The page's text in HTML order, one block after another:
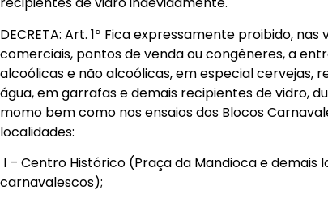
DECRETA: Art. 1ª Fica expressamente proibido,
comerciais, pontos de venda ou congêneres, a
alcoólicas e não alcoólicas, em especial cervejas,
água, em garrafas e demais recipientes de vidro,
momo bem como nos ensaios dos Blocos
localidades:
I – Centro Histórico (Praça da Mandioca e demais
carnavalescos);